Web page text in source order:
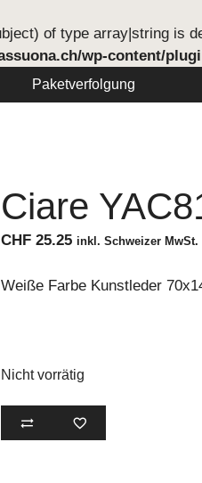
of type array|string is
wp-content/
Paketverfolgung
Ciare
CHF25.25 inkl. Schweizer MwSt.
Weiße Farbe Kunstleder
Nicht vorrätig